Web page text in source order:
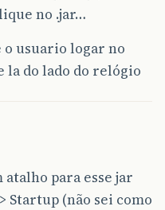
no .jar…
o usuario logar no
la do lado do relógio
para esse jar
Startup (não sei como